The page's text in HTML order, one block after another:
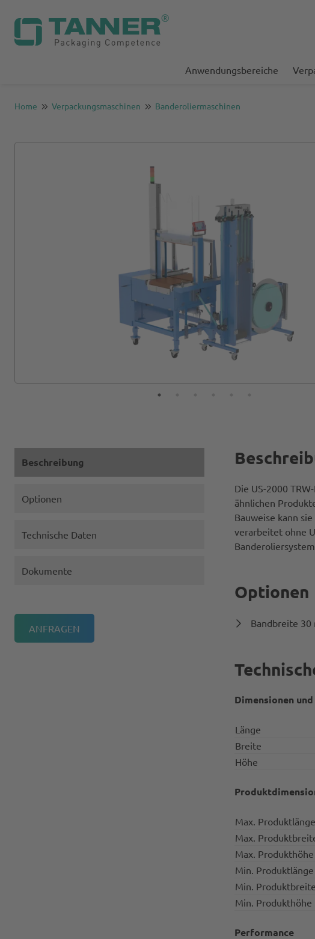
Anwendungsbereiche
Home Verpackungsmaschinen Banderoliermaschinen
Beschreibung
Optionen
Technische Daten
Dokumente
Die US-2000
ähnlichen
Bauweise kann
verarbeitet ohne
Optionen
Bandbreite 30
Dimensionen
Länge
Breite
Höhe
Max. Produktlänge
Max.
Max. Produkthöhe
Min. Produktlänge
Min. Produktbreite
Min. Produkthöhe
Performance